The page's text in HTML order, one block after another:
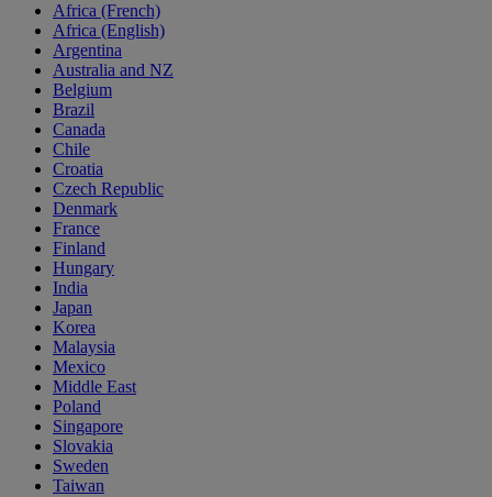
Africa (French)
Africa (English)
Argentina
Australia and NZ
Belgium
Brazil
Canada
Chile
Croatia
Czech Republic
Denmark
France
Finland
Hungary
India
Japan
Korea
Malaysia
Mexico
Middle East
Poland
Singapore
Slovakia
Sweden
Taiwan